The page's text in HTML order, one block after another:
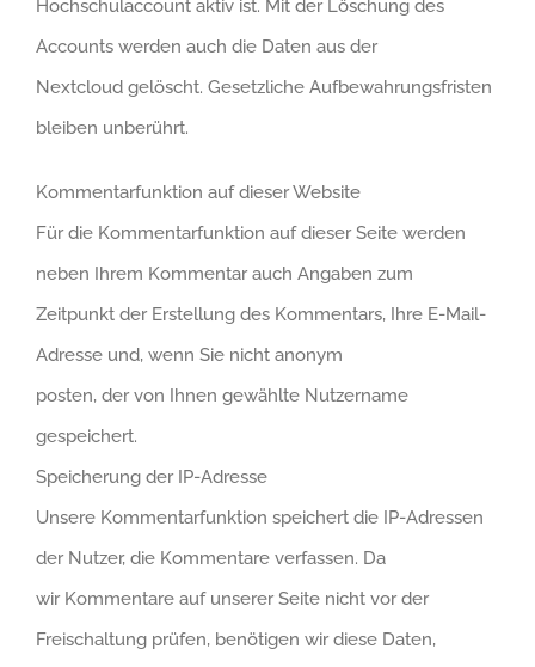
Hochschulaccount aktiv ist. Mit der Löschung des
Accounts werden auch die Daten aus der
Nextcloud gelöscht. Gesetzliche Aufbewahrungsfristen
bleiben unberührt.
Kommentarfunktion auf dieser Website
Für die Kommentarfunktion auf dieser Seite werden
neben Ihrem Kommentar auch Angaben zum
Zeitpunkt der Erstellung des Kommentars, Ihre E-Mail-
Adresse und, wenn Sie nicht anonym
posten, der von Ihnen gewählte Nutzername
gespeichert.
Speicherung der IP-Adresse
Unsere Kommentarfunktion speichert die IP-Adressen
der Nutzer, die Kommentare verfassen. Da
wir Kommentare auf unserer Seite nicht vor der
Freischaltung prüfen, benötigen wir diese Daten,